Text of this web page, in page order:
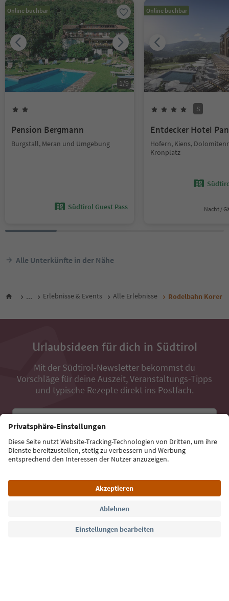
Online buchbar
1/9
Pension Bergmann
Burgstall, Meran und Umgebung
Südtirol Guest Pass
Online buchbar
S
Entdecker Hotel
Hofern, Kiens,
Kronplatz
Nacht /
Alle Unterkünfte in der Nähe
... Erlebnisse & Events Alle Erlebnisse Rodelbahn Korer
Urlaubsideen für dich in Südtirol
Mit der Südtirol-Newsletter bekommst du
Vorschläge für deine Auszeit, Veranstaltungs-Tipps
und typische Rezepte direkt ins Postfach.
Jetzt anmelden